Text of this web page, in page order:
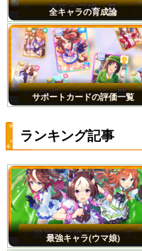
全キャラの育成論
サポートカードの評価一覧
ランキング記事
最強キャラ(ウマ娘)